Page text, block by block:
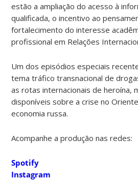
estão a ampliação do acesso à
qualificada, o incentivo ao
fortalecimento do interesse
profissional em Relações
Um dos episódios especiais
tema tráfico transnacional de
as rotas internacionais de heroína,
disponíveis sobre a crise no
economia russa.
Acompanhe a produção nas redes:
Spotify
Instagram